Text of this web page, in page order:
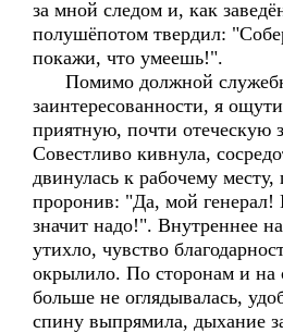
за мной следом и, как
полушёпотом твердил:
покажи, что умеешь!".
Помимо должной
заинтересованности, я
приятную, почти отеческую
Совестливо кивнула,
двинулась к рабочему
проронив: "Да, мой генерал!
значит надо!". Внутреннее
утихло, чувство
окрылило. По сторонам и на
больше не оглядывалась,
спину выпрямила, дыхание